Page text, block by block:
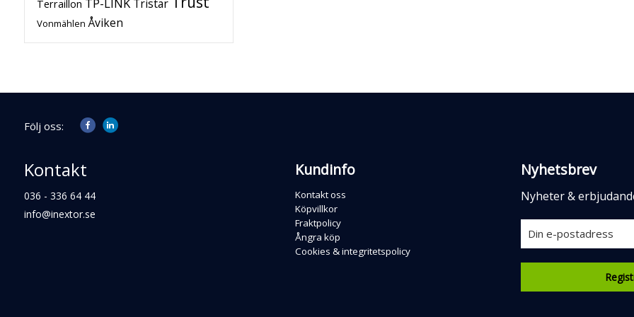
Terraillon
Tristar
Vonmählen Åviken
Följ oss:
Kontakt
036 - 336 64 44
info@inextor.se
Kundinfo
Kontakt oss
Köpvillkor
Fraktpolicy
Ångra köp
Cookies & integritetspolicy
Nyhetsbrev
Nyheter &